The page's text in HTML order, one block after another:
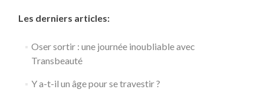
Les derniers articles:
Oser sortir : une journée inoubliable avec
Transbeauté
Y a-t-il un âge pour se travestir ?